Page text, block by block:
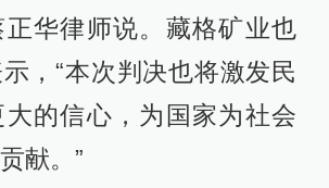
华律师说。藏格矿业也
，“本次判决也将激发民
的信心，为国家为社会
献。”